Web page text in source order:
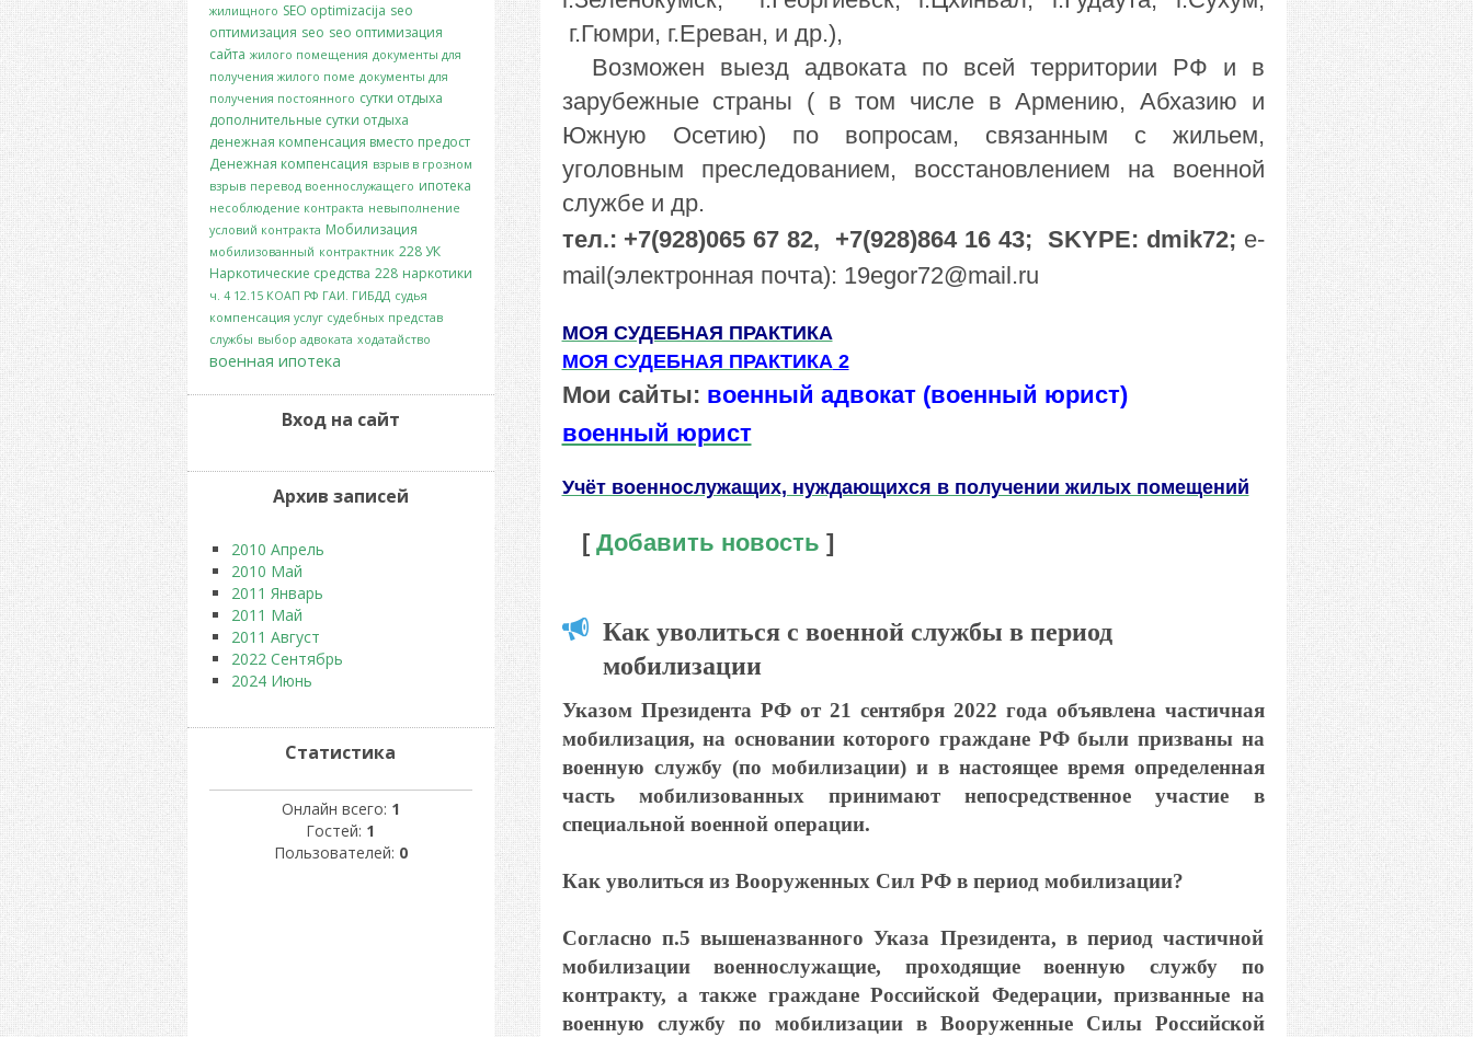
г.Гюмри, г.Ереван, и др.),
Возможен выезд адвоката по всей территории РФ и в
зарубежные страны ( в том числе в Армению, Абхазию и
Южную Осетию) по вопросам, связанным с жильем,
уголовным преследованием, восстановлением на военной
службе и др.
тел.: +7(928)065 67 82,
+7(928)864 16 43; SKYPE: dmik72; e-
mail(электронная почта): 19egor72@mail.ru
МОЯ СУДЕБНАЯ ПРАКТИКА
МОЯ СУДЕБНАЯ ПРАКТИКА2
Мои сайты: военный адвокат (военный юрист)
военный юрист
Учёт военнослужащих, нуждающихся в получении жилых помещений
[ Добавить новость ]
Как уволиться с военной службы в период
мобилизации
Указом Президента РФ от 21 сентября 2022 года объявлена частичная
мобилизация, на основании которого граждане РФ были призваны на
военную службу (по мобилизации) и в настоящее время определенная
часть мобилизованных принимают непосредственное участие в
специальной военной операции.
Как уволиться из Вооруженных Сил РФ в период мобилизации?
Согласно п.5 вышеназванного Указа Президента, в период частичной
мобилизации военнослужащие, проходящие военную службу по
контракту, а также граждане Российской Федерации, призванные на
военную службу по мобилизации в Вооруженные Силы Российской
жилищного SEO optimizacija seo
оптимизация seo seo оптимизация
сайта жилого помещения документы для
получения жилого поме документы для
получения постоянного сутки отдыха
дополнительные сутки отдыха
денежная компенсация вместо предост
Денежная компенсация взрыв в грозном
взрыв перевод военнослужащего ипотека
несоблюдение контракта невыполнение
условий контракта Мобилизация
мобилизованный контрактник 228 УК
Наркотические средства 228 наркотики
ч. 4 12.15 КОАП РФ ГАИ. ГИБДД судья
компенсация услуг судебных представ
службы выбор адвоката ходатайство
военная ипотека
Вход на сайт
Архив записей
2010 Апрель
2010 Май
2011 Январь
2011 Май
2011 Август
2022 Сентябрь
2024 Июнь
Статистика
Онлайн всего: 1
Гостей: 1
Пользователей: 0